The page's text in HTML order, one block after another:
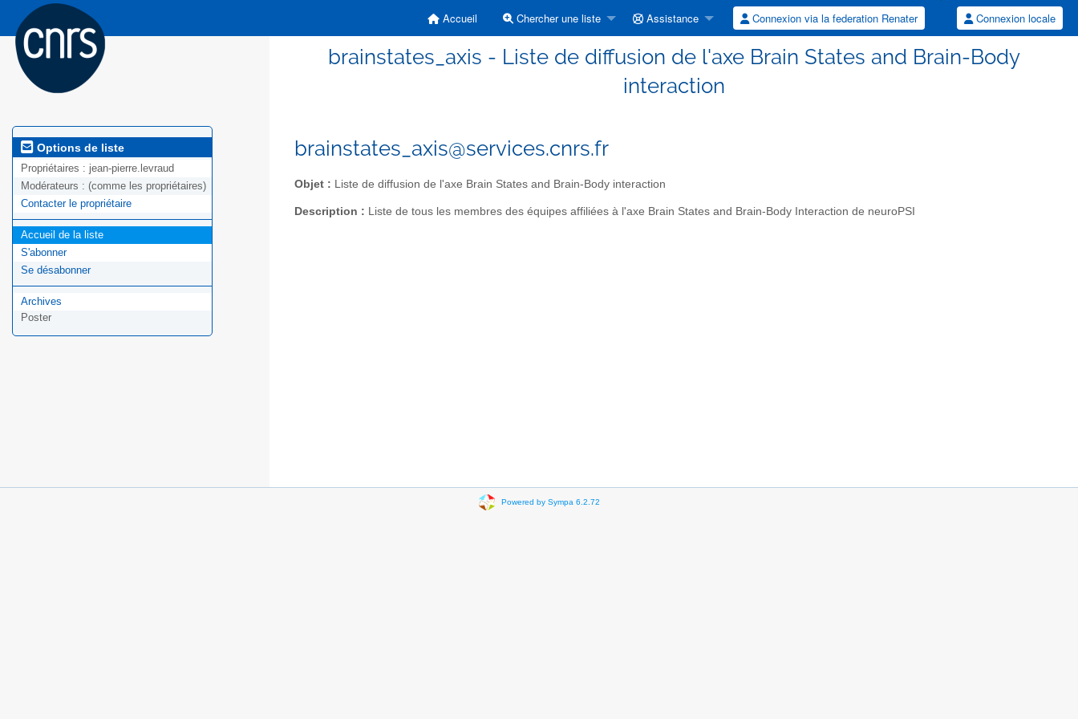
Accueil Chercher une liste Assistance Connexion via la federation Renater Connexion locale
brainstates_axis - Liste de diffusion de l'axe Brain States and Brain-Body
interaction
Options de liste
Propriétaires : jean-pierre.levraud
Modérateurs : (comme les propriétaires)
Contacter le propriétaire
Accueil de la liste
S'abonner
Se désabonner
Archives
Poster
brainstates_axis@services.cnrs.fr
Objet : Liste de diffusion de l'axe Brain States and Brain-Body interaction
Description : Liste de tous les membres des équipes affiliées à l'axe Brain States and Brain-Body Interaction de neuroPSI
Powered by Sympa 6.2.72